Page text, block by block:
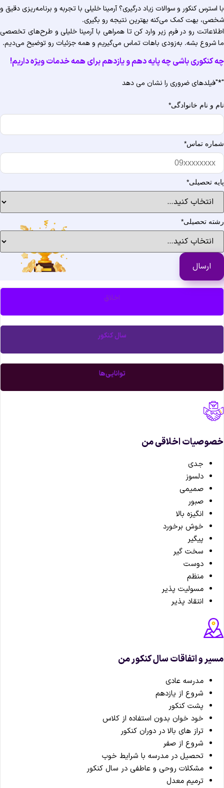
استرس کنکور و سوالات زیاد درگیری؟ آرمینا خلیلی با تجربه و برنامه‌ریزی دقیق و
بهت کمک می‌کنه بهترین نتیجه رو بگیری.
رو در فرم زیر وارد کن تا همراهی با آرمینا خلیلی و طرح‌های تخصصی
شروع بشه. به‌زودی باهات تماس می‌گیریم و همه جزئیات رو توضیح می‌دیم.
کنکوری باشی چه پایه دهم و یازدهم برای همه خدمات ویژه‌ داریم!
"فیلدهای ضروری را نشان می دهد
و نام خانوادگی*
تماس*
تحصیلی*
تحصیلی*
اخلاق
سال کنکور
توانایی‌ها
اخلاقی من
جدی
دلسوز
صمیمی
صبور
انگیزه بالا
خوش برخورد
پیگیر
سخت گیر
دوست
منظم
مسولیت پذیر
انتقاد پذیر
و اتفاقات سال کنکور من
مدرسه عادی
شروع از یازدهم
پشت کنکور
خود خوان بدون استفاده از کلاس
تراز های بالا در دوران کنکور
شروع از صفر
تحصیل در مدرسه با شرایط خوب
مشکلات روحی و عاطفی در سال کنکور
ترمیم معدل